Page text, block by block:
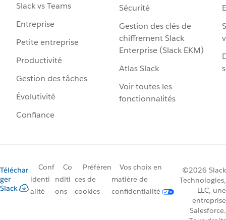
Slack vs Teams
Entreprise
Petite entreprise
Productivité
Gestion des tâches
Évolutivité
Confiance
Sécurité
Gestion des clés de
chiffrement Slack
Enterprise (Slack EKM)
Atlas Slack
Voir toutes les
fonctionnalités
Téléchar
ger
Slack
Conf
identi
alité
Co
nditi
ons
Préféren
ces de
cookies
Vos choix en
matière de
confidentialité
©2026 Slack
Technologies,
LLC, une
entreprise
Salesforce.